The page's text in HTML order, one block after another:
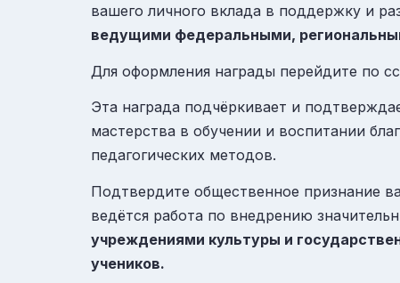
вашего личного вклада в поддержку и
ведущими федеральными,
Для оформления награды перейдите по
Эта награда подчёркивает и
мастерства в обучении и воспитании
педагогических методов.
Подтвердите общественное признание
ведётся работа по внедрению
учреждениями культуры и
учеников.